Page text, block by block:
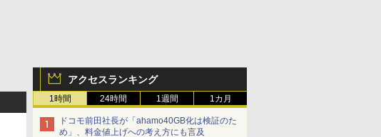
アクセスランキング
1時間 24時間 1週間 1カ月
ドコモ前田社長が「ahamo40GB化は検証のた
め」、料金値上げへの考え方にも言及